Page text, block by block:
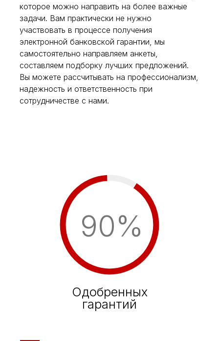
которое можно направить на более важные
задачи. Вам практически не нужно
участвовать в процессе получения
электронной банковской гарантии, мы
самостоятельно направляем анкеты,
составляем подборку лучших предложений.
Вы можете рассчитывать на профессионализм,
надежность и ответственность при
сотрудничестве с нами.
90%
Одобренных
гарантий